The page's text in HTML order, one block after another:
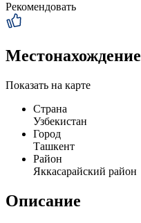
Рекомендовать
Местонахождение
Показать на карте
Страна
Узбекистан
Город
Ташкент
Район
Яккасарайский район
Описание